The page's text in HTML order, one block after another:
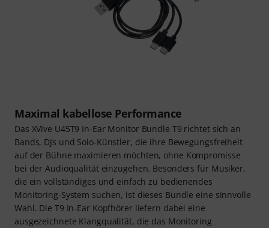
Maximal kabellose Performance
Das XVive U45T9 In-Ear Monitor Bundle T9 richtet sich an
Bands, DJs und Solo-Künstler, die ihre Bewegungsfreiheit
auf der Bühne maximieren möchten, ohne Kompromisse
bei der Audioqualität einzugehen. Besonders für Musiker,
die ein vollständiges und einfach zu bedienendes
Monitoring-System suchen, ist dieses Bundle eine sinnvolle
Wahl. Die T9 In-Ear Kopfhörer liefern dabei eine
ausgezeichnete Klangqualität, die das Monitoring